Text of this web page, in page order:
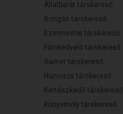
Állatbarát társkereső
Bringás társkereső
Ezermester társkereső
Filmkedvelő társkereső
Gamer társkereső
Humoros társkereső
Kertészkedő társkereső
Könyvmoly társkereső